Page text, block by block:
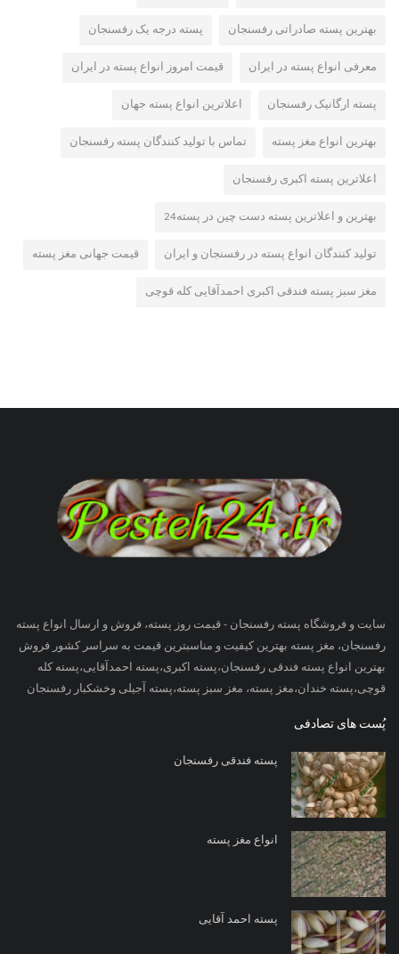
بهترین پسته صادراتی رفسنجان پسته درجه یک رفسنجان
معرفی انواع پسته در ایران قیمت امروز انواع پسته در ایران
پسته ارگانیک رفسنجان اعلاترین انواع پسته جهان
بهترین انواع مغز پسته تماس با تولید کنندگان پسته رفسنجان
اعلاترین پسته اکبری رفسنجان
بهترین و اعلاترین پسته دست چین در پسته24
تولید کنندگان انواع پسته در رفسنجان و ایران قیمت جهانی مغز پسته
مغز سبز پسته فندقی اکبری احمدآقایی کله قوچی
سایت و فروشگاه پسته رفسنجان - قیمت روز پسته، فروش و ارسال انواع پسته
رفسنجان، مغز پسته بهترین کیفیت و مناسبترین قیمت به سراسر کشور فروش
بهترین انواع پسته فندقی رفسنجان،پسته اکبری،پسته احمدآقایی،پسته کله
قوچی،پسته خندان،مغز پسته، مغز سبز پسته،پسته آجیلی وخشکبار رفسنجان
پُست های تصادفی
پسته فندقی رفسنجان
انواع مغز پسته
پسته احمد آقایی